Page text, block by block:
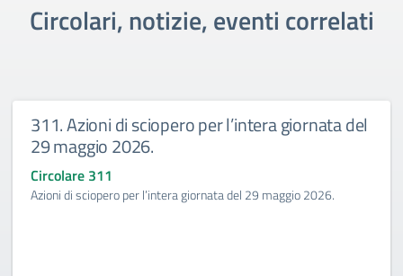
Circolari, notizie, eventi correlati
311. Azioni di sciopero per l’intera giornata del
29 maggio 2026.
Circolare 311
Azioni di sciopero per l’intera giornata del 29 maggio 2026.